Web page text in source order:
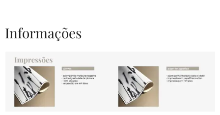
Informações